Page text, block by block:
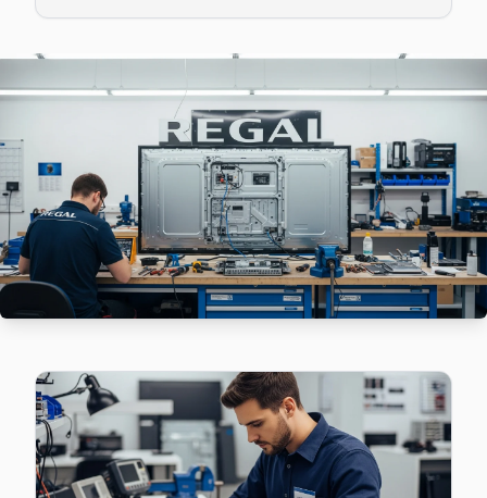
Gaziosmanpaşa'da Karadeniz mahallesi için Regal TV
Karadeniz Regal Anakart Tamiri →
Karayolları Regal Servis
Gaziosmanpaşa'da Karayolları mahallesi için Regal TV
Gaziosmanpaşa Regal Servis →
Karlıtepe Regal Servis
Regal TV Karlıtepe adresinde firmware güncellemesi
Karlıtepe Regal Anakart Tamiri →
Kazım Karabekir Regal Servis
Kazım Karabekir Regal Açılmıyor Arıza →
Mevlana Regal Servis
Mevlana sakinleri Regal TV arızaları için sık bizi tercih